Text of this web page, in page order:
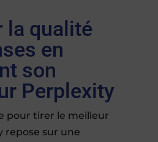
la qualité
en
son
Perplexity
pour tirer le meilleur
repose sur une